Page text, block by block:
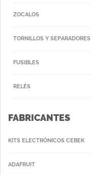
ZOCALOS
TORNILLOS Y SEPARADORES
FUSIBLES
RELÉS
FABRICANTES
KITS ELECTRÓNICOS CEBEK
ADAFRUIT